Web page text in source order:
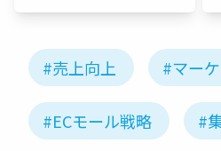
#売上向上 #マー
#ECモール戦略 #